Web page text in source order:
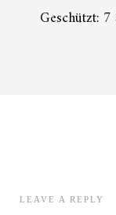
Geschützt:
LEAVE A REPLY